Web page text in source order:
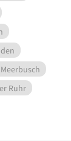
Meerbusch
Ruhr